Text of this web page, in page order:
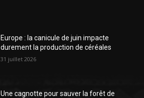
Europe : la canicule de juin impacte
durement la production de céréales
31 juillet 2026
Une cagnotte pour sauver la forêt de